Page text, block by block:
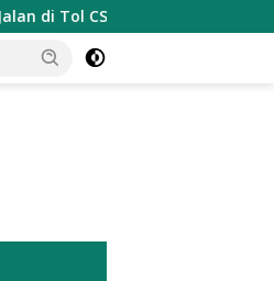
Tanggerang Kota